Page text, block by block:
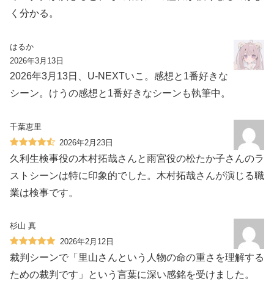
く分かる。
はるか
2026年3月13日
2026年3月13日、U-NEXTいこ。感想と1番好きな
シーン。けうの感想と1番好きなシーンも執筆中。
千葉恵里
2026年2月23日
久利生検事役の木村拓哉さんと雨宮役の松たか子さんのラ
ストシーンは特に印象的でした。木村拓哉さんが演じる職
業は検事です。
杉山 真
2026年2月12日
裁判シーンで「里山さんという人物の命の重さを理解する
ための裁判です」という言葉に深い感銘を受けました。